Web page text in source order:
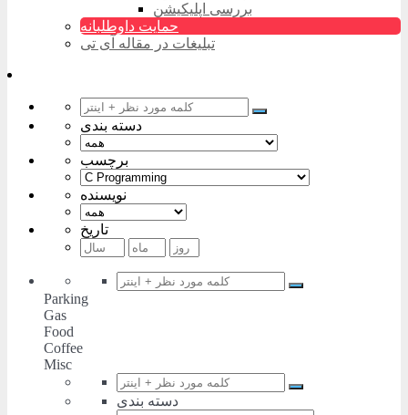
بررسی اپلیکیشن
حمایت داوطلبانه
تبلیغات در مقاله آی تی
دسته بندی
برچسب
نویسنده
تاریخ
Parking
Gas
Food
Coffee
Misc
دسته بندی